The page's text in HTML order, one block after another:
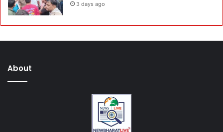
3 days ago
About